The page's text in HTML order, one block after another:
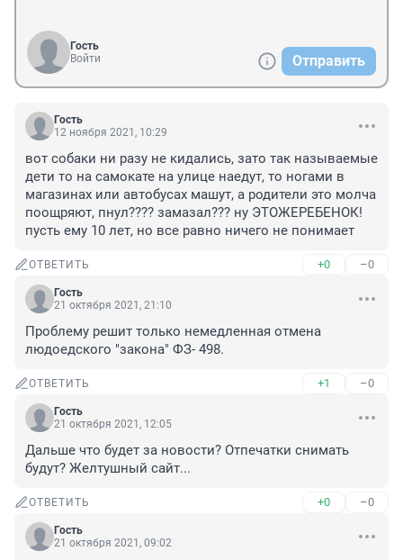
Гость
Войти
Отправить
Гость
12 ноября 2021, 10:29
вот собаки ни разу не кидались, зато так называемые
дети то на самокате на улице наедут, то ногами в
магазинах или автобусах машут, а родители это молча
поощряют, пнул???? замазал??? ну ЭТОЖЕРЕБЕНОК!
пусть ему 10 лет, но все равно ничего не понимает
ОТВЕТИТЬ +0 –0
Гость
21 октября 2021, 21:10
Проблему решит только немедленная отмена
людоедского "закона" ФЗ- 498.
ОТВЕТИТЬ +1 –0
Гость
21 октября 2021, 12:05
Дальше что будет за новости? Отпечатки снимать
будут? Желтушный сайт...
ОТВЕТИТЬ +0 –0
Гость
21 октября 2021, 09:02